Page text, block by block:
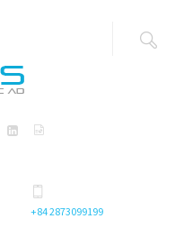
+84 2873099199